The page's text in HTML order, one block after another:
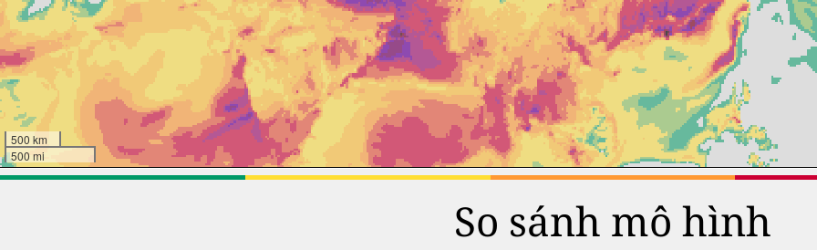
500 km
500 mi
So sánh mô hình